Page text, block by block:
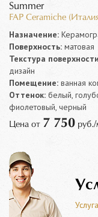
Summer
FAP Ceramiche
Назначение:
Поверхность: матовая
Текстура
дизайн
Помещение: ванная
Оттенок: белый,
фиолетовый, черный
Цена от 7 750 руб./